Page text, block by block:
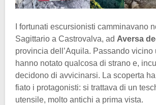
I fortunati escursionisti camminavano
Sagittario a Castrovalva, ad Aversa
provincia dell’Aquila. Passando vicino
hanno notato qualcosa di strano e,
decidono di avvicinarsi. La scoperta
fiato i protagonisti: si trattava di un
utensile, molto antichi a prima vista.